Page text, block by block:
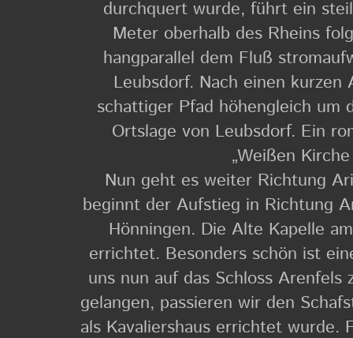
durchquert wurde, führt ein
Meter oberhalb des Rheins
hangparallel dem Fluß
Leubsdorf. Nach einen
schattiger Pfad höhengleich um
Ortslage von Leubsdorf. Ein
„Weißen
Nun geht es weiter Richtung
beginnt der Aufstieg in Richtung
Hönningen. Die Alte Kapelle
errichtet. Besonders schön ist
uns nun auf das Schloss
gelangen, passieren wir den
als Kavaliershaus errichtet wurde.